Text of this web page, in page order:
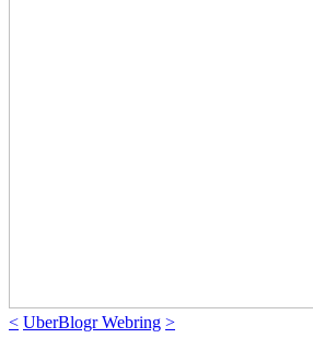
< UberBlogr Webring >